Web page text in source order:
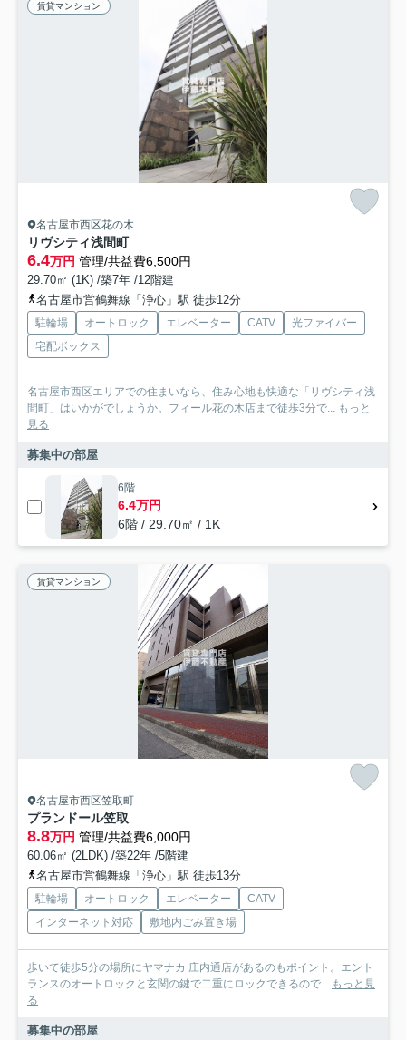
賃貸マンション
名古屋市西区花の木
リヴシティ浅間町
6.4万円 管理/共益費6,500円
29.70㎡ (1K) /築7年 /12階建
名古屋市営鶴舞線「浄心」駅 徒歩12分
駐輪場 オートロック エレベーター CATV
光ファイバー
宅配ボックス
名古屋市西区エリアでの住まいなら、住み心地も快適な「リヴシティ浅
間町」はいかがでしょうか。フィール花の木店まで徒歩3分で... もっと
見る
募集中の部屋
6階
6.4万円
6階 / 29.70㎡ / 1K
賃貸マンション
名古屋市西区笠取町
プランドール笠取
8.8万円 管理/共益費6,000円
60.06㎡ (2LDK) /築22年 /5階建
名古屋市営鶴舞線「浄心」駅 徒歩13分
駐輪場 オートロック エレベーター
CATV
インターネット対応
敷地内ごみ置き場
歩いて徒歩5分の場所にヤマナカ 庄内通店があるのもポイント。エント
ランスのオートロックと玄関の鍵で二重にロックできるので... もっと見
る
募集中の部屋